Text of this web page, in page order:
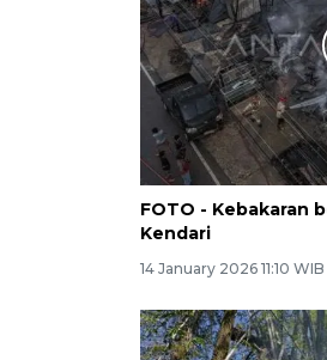
FOTO - Kebakaran
Kendari
14 January 2026 11:10 WIB